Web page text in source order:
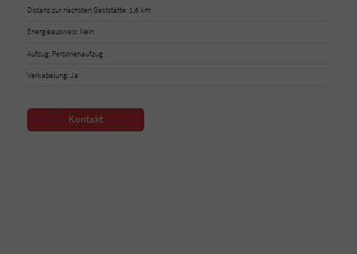
Distanz zur nächsten Gaststätte: 1,6 km
Energieausweis: Nein
Aufzug: Personenaufzug
Verkabelung: Ja
Kontakt